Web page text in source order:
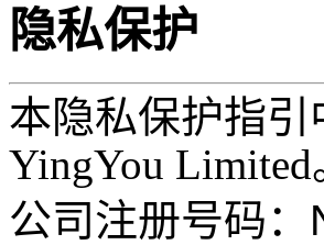
隐私保护
本隐私保护指引
YingYou Limited
公司注册号码：